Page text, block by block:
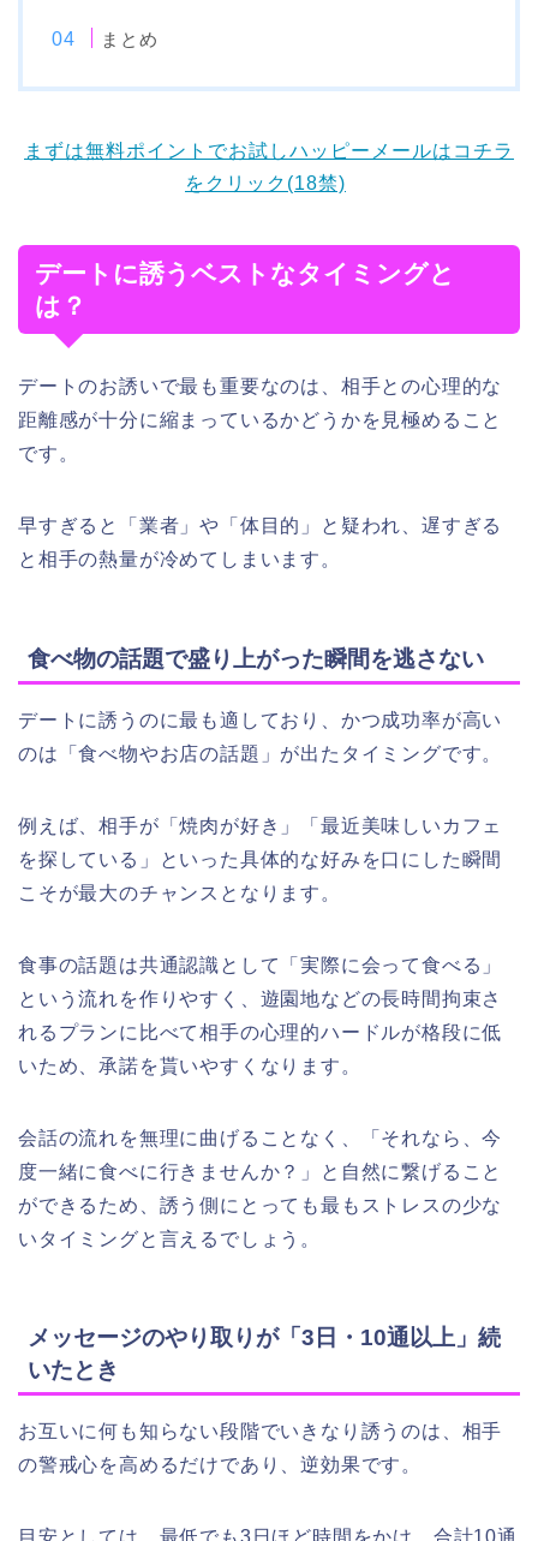
まとめ
まずは無料ポイントでお試しハッピーメールはコチラ
をクリック(18禁)
デートに誘うベストなタイミングと
は？
デートのお誘いで最も重要なのは、相手との心理的な
距離感が十分に縮まっているかどうかを見極めること
です。
早すぎると「業者」や「体目的」と疑われ、遅すぎる
と相手の熱量が冷めてしまいます。
食べ物の話題で盛り上がった瞬間を逃さない
デートに誘うのに最も適しており、かつ成功率が高い
のは「食べ物やお店の話題」が出たタイミングです。
例えば、相手が「焼肉が好き」「最近美味しいカフェ
を探している」といった具体的な好みを口にした瞬間
こそが最大のチャンスとなります。
食事の話題は共通認識として「実際に会って食べる」
という流れを作りやすく、遊園地などの長時間拘束さ
れるプランに比べて相手の心理的ハードルが格段に低
いため、承諾を貰いやすくなります。
会話の流れを無理に曲げることなく、「それなら、今
度一緒に食べに行きませんか？」と自然に繋げること
ができるため、誘う側にとっても最もストレスの少な
いタイミングと言えるでしょう。
メッセージのやり取りが「3日・10通以上」続
いたとき
お互いに何も知らない段階でいきなり誘うのは、相手
の警戒心を高めるだけであり、逆効果です。
目安としては、最低でも3日ほど時間をかけ、合計10通